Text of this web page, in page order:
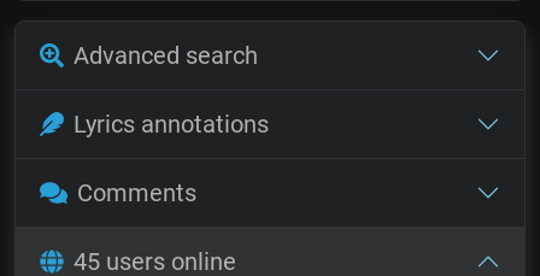
Advanced search
Lyrics annotations
Comments
45 users online